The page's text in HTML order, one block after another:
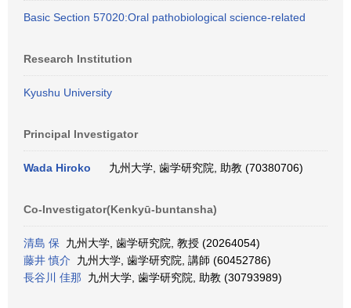
Basic Section 57020:Oral pathobiological science-related
Research Institution
Kyushu University
Principal Investigator
Wada Hiroko 九州大学, 歯学研究院, 助教 (70380706)
Co-Investigator(Kenkyū-buntansha)
清島 保 九州大学, 歯学研究院, 教授 (20264054)
藤井 慎介 九州大学, 歯学研究院, 講師 (60452786)
長谷川 佳那 九州大学, 歯学研究院, 助教 (30793989)